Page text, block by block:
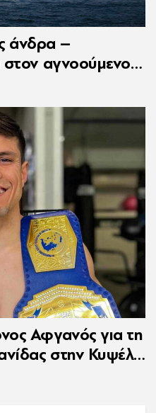
άνδρα –
στον αγνοούμενο
Αφγανός για τη
στην Κυψέλη
ντοκιμαντέρ